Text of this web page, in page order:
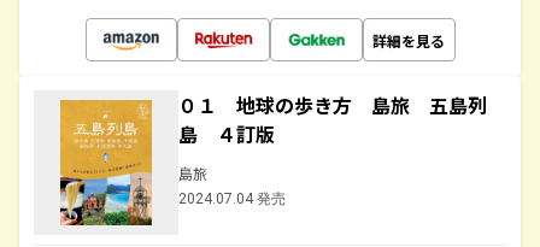
詳細を見る
０１ 地球の歩き方 島旅 五島列
島 ４訂版
島旅
2024.07.04 発売